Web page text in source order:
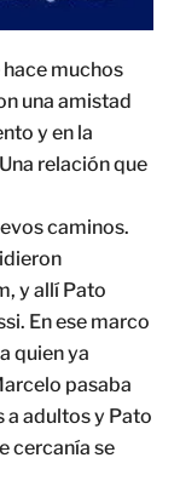
muchos
una amistad
y en la
relación que
caminos.
y allí Pato
En ese marco
quien ya
pasaba
a adultos y Pato
cercanía se